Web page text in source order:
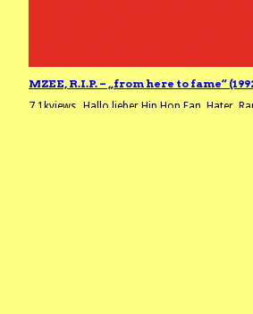
MZEE, R.I.P. – „from here to fame“
7.1kviews „Hallo lieber Hip Hop Fan, Hater,